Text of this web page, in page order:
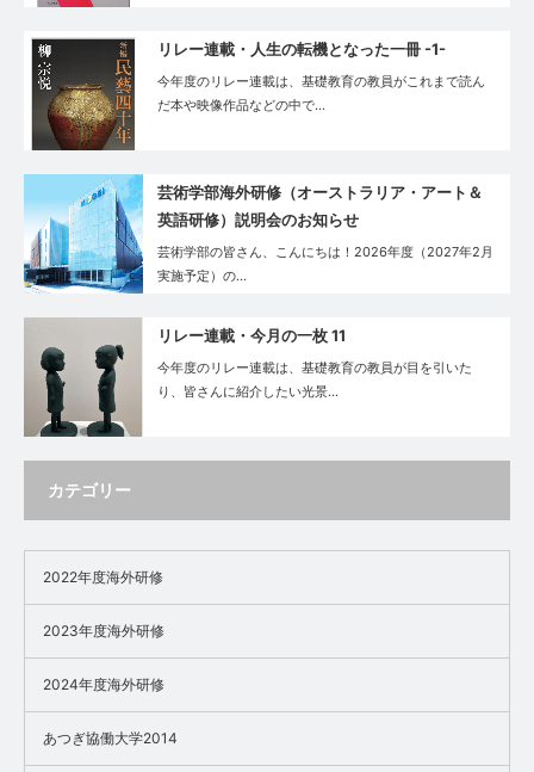
リレー連載・⼈⽣の転機となった⼀冊 -1-
今年度のリレー連載は、基礎教育の教員がこれまで読ん
だ本や映像作品などの中で…
芸術学部海外研修（オーストラリア・アート＆
英語研修）説明会のお知らせ
芸術学部の皆さん、こんにちは！2026年度（2027年2月
実施予定）の…
リレー連載・今月の一枚 11
今年度のリレー連載は、基礎教育の教員が目を引いた
り、皆さんに紹介したい光景…
カテゴリー
2022年度海外研修
2023年度海外研修
2024年度海外研修
あつぎ協働大学2014